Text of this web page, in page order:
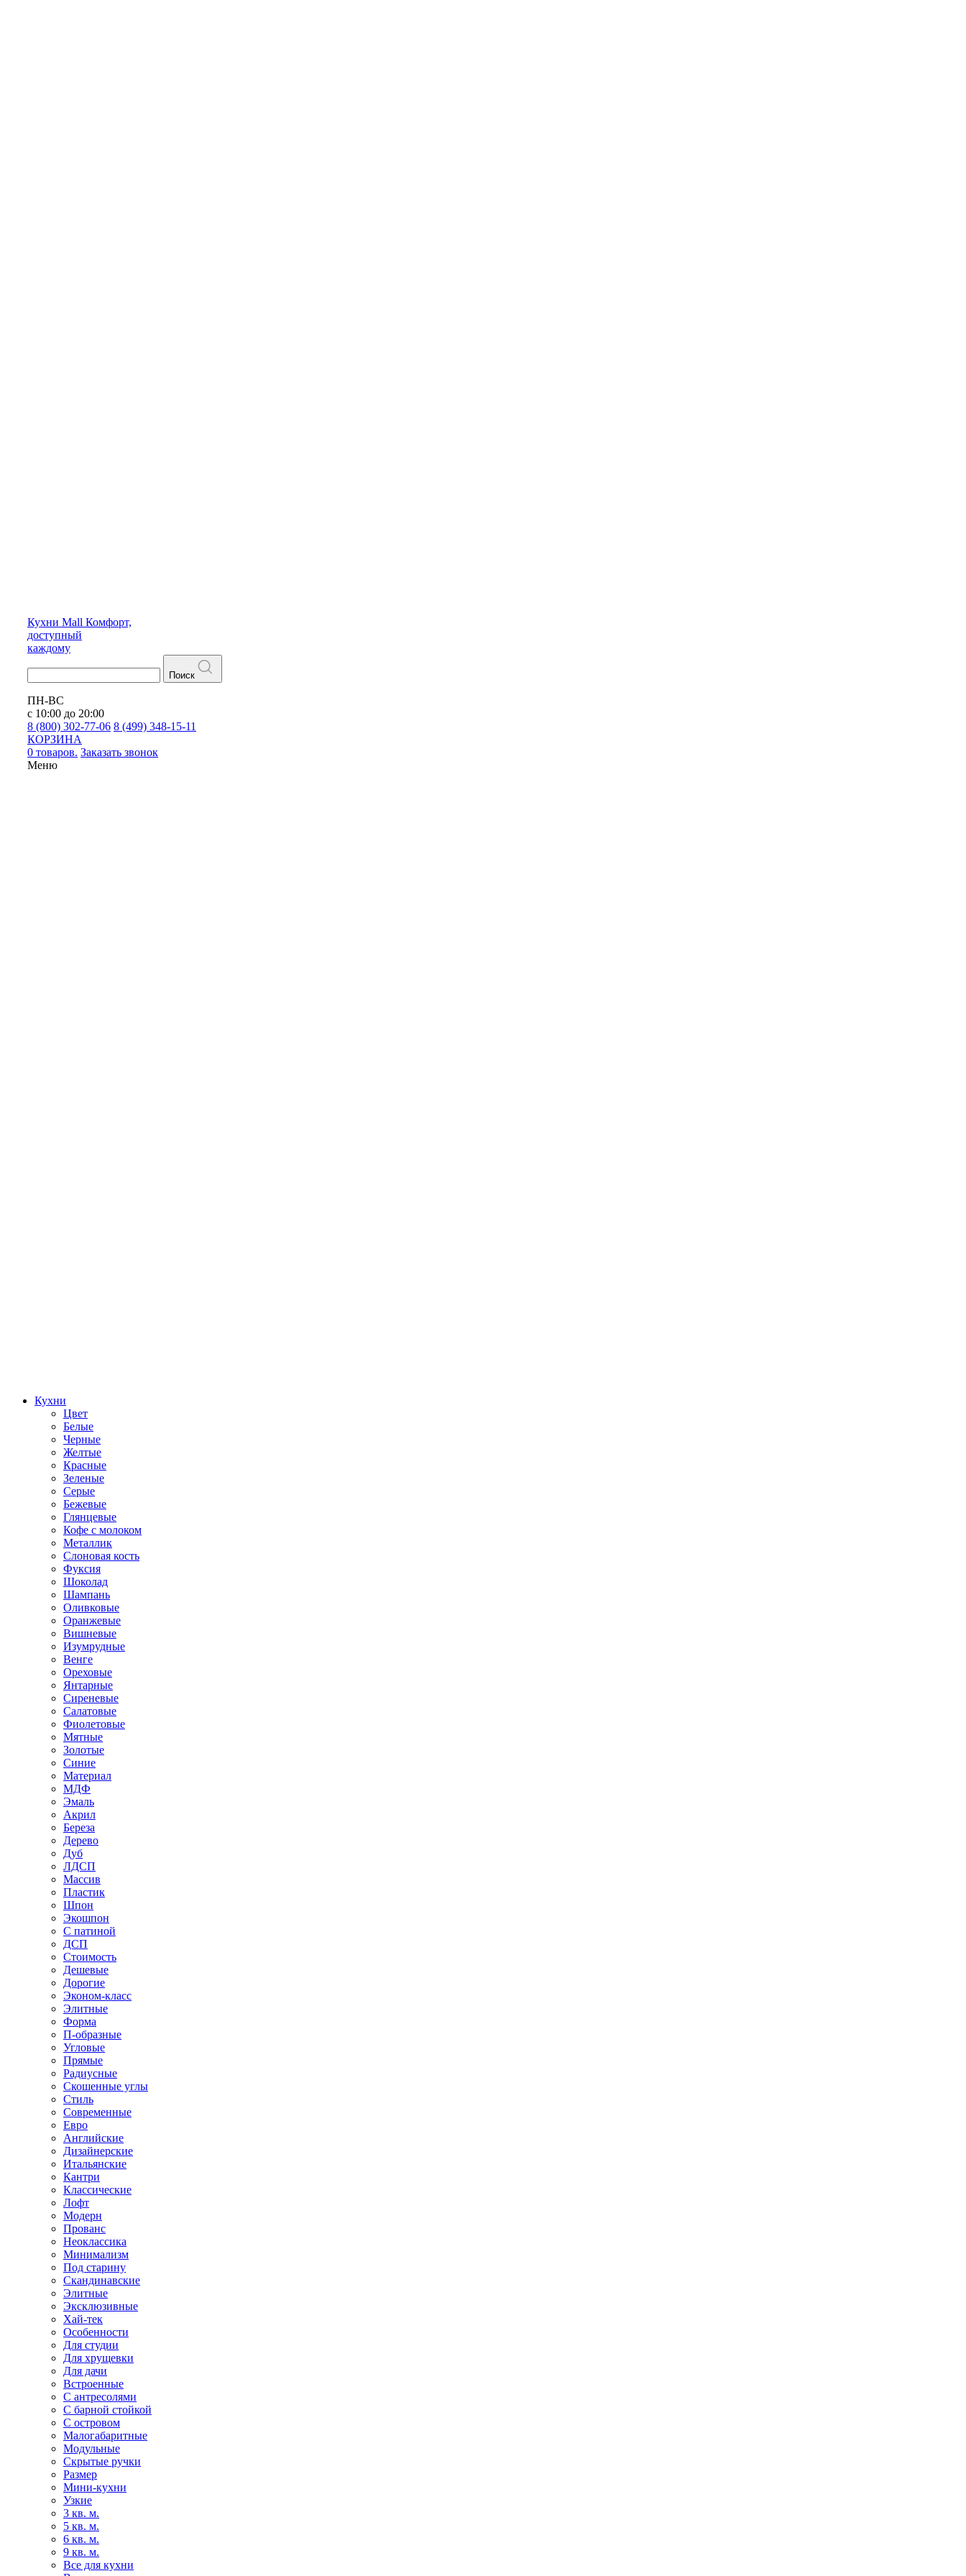
Кухни Mall Комфорт,
доступный
каждому
Поиск
ПН-ВС
с 10:00 до 20:00
8 (800) 302-77-06 8 (499) 348-15-11
КОРЗИНА
0 товаров. Заказать звонок
Меню
Кухни
Цвет
Белые
Черные
Желтые
Красные
Зеленые
Серые
Бежевые
Глянцевые
Кофе с молоком
Металлик
Слоновая кость
Фуксия
Шоколад
Шампань
Оливковые
Оранжевые
Вишневые
Изумрудные
Венге
Ореховые
Янтарные
Сиреневые
Салатовые
Фиолетовые
Мятные
Золотые
Синие
Материал
МДФ
Эмаль
Акрил
Береза
Дерево
Дуб
ЛДСП
Массив
Пластик
Шпон
Экошпон
С патиной
ДСП
Стоимость
Дешевые
Дорогие
Эконом-класс
Элитные
Форма
П-образные
Угловые
Прямые
Радиусные
Скошенные углы
Стиль
Современные
Евро
Английские
Дизайнерские
Итальянские
Кантри
Классические
Лофт
Модерн
Прованс
Неоклассика
Минимализм
Под старину
Скандинавские
Элитные
Эксклюзивные
Хай-тек
Особенности
Для студии
Для хрущевки
Для дачи
Встроенные
С антресолями
С барной стойкой
С островом
Малогабаритные
Модульные
Скрытые ручки
Размер
Мини-кухни
Узкие
3 кв. м.
5 кв. м.
6 кв. м.
9 кв. м.
Все для кухни